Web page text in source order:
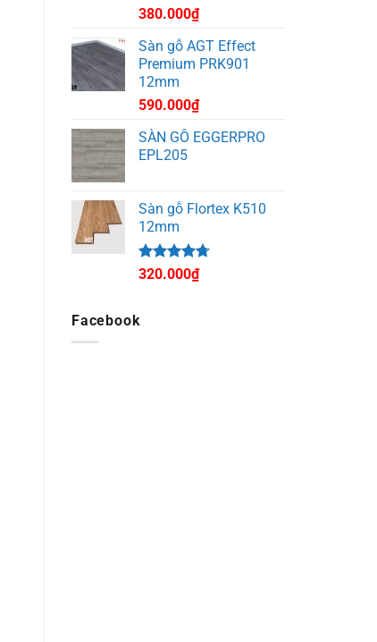
380.000₫
Sàn gỗ AGT Effect
Premium PRK901
12mm
590.000₫
SÀN GỖ EGGERPRO
EPL205
Sàn gỗ Flortex K510
12mm
Được xếp
4.67
320.000₫
Facebook